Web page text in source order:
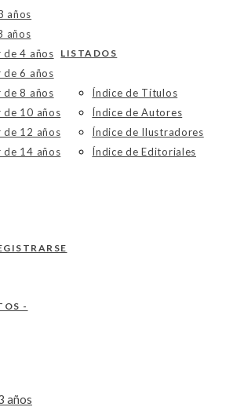
años
años
4 años
6 años
8 años
10 años
12 años
14 años
LISTADOS
Índice de Títulos
Índice de Autores
Índice de Ilustradores
Índice de Editoriales
-
años